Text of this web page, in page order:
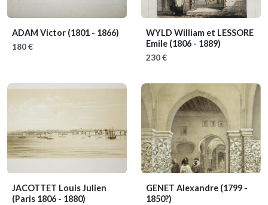
ADAM Victor (1801 - 1866)
180 €
WYLD William et LESSORE
Emile (1806 - 1889)
230 €
JACOTTET Louis Julien
(Paris 1806 - 1880)
GENET Alexandre (1799 -
1850?)